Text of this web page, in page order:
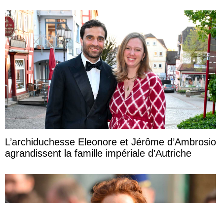
L’archiduchesse Eleonore et Jérôme d’Ambrosio
agrandissent la famille impériale d’Autriche